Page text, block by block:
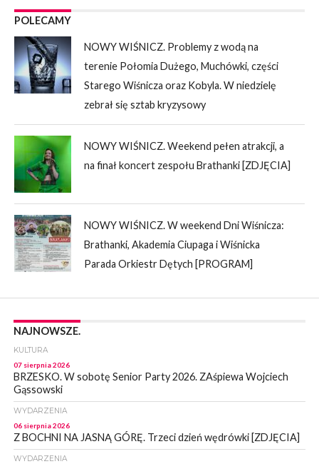
POLECAMY
NOWY WIŚNICZ. Problemy z wodą na
terenie Połomia Dużego, Muchówki, części
Starego Wiśnicza oraz Kobyla. W niedzielę
zebrał się sztab kryzysowy
NOWY WIŚNICZ. Weekend pełen atrakcji, a
na finał koncert zespołu Brathanki [ZDJĘCIA]
NOWY WIŚNICZ. W weekend Dni Wiśnicza:
Brathanki, Akademia Ciupaga i Wiśnicka
Parada Orkiestr Dętych [PROGRAM]
NAJNOWSZE.
KULTURA
07 sierpnia 2026
BRZESKO. W sobotę Senior Party 2026. ZAśpiewa Wojciech
Gąssowski
WYDARZENIA
06 sierpnia 2026
Z BOCHNI NA JASNĄ GÓRĘ. Trzeci dzień wędrówki [ZDJĘCIA]
WYDARZENIA